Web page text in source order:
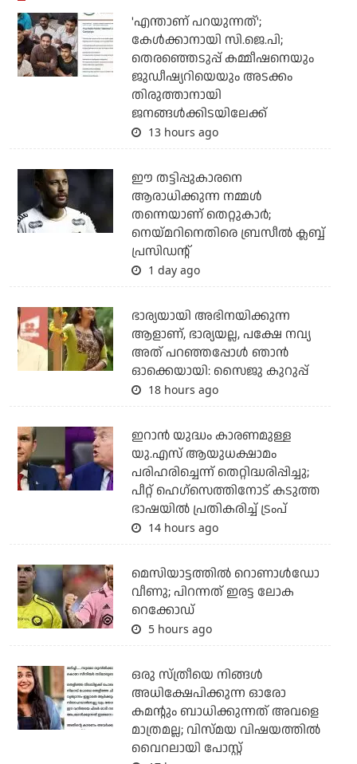
'എന്താണ് പറയുന്നത്';
കേള്‍ക്കാനായി സി.ജെ.പി;
തെരഞ്ഞെടുപ്പ് കമ്മീഷനെയും
ജുഡീഷ്യറിയെയും അടക്കം
തിരുത്താനായി
ജനങ്ങള്‍ക്കിടയിലേക്ക്
13 hours ago
ഈ തട്ടിപ്പുകാരനെ
ആരാധിക്കുന്ന നമ്മള്‍
തന്നെയാണ് തെറ്റുകാര്‍;
നെയ്മറിനെതിരെ ബ്രസീല്‍ ക്ലബ്ബ്
പ്രസിഡന്റ്
1 day ago
ഭാര്യയായി അഭിനയിക്കുന്ന
ആളാണ്, ഭാര്യയല്ല, പക്ഷേ നവ്യ
അത് പറഞ്ഞപ്പോള്‍ ഞാന്‍
ഓക്കെയായി: സൈജു കുറുപ്പ്
18 hours ago
ഇറാന്‍ യുദ്ധം കാരണമുള്ള
യു.എസ് ആയുധക്ഷാമം
പരിഹരിച്ചെന്ന് തെറ്റിദ്ധരിപ്പിച്ചു;
പീറ്റ് ഹെഗ്‌സെത്തിനോട് കടുത്ത
ഭാഷയില്‍ പ്രതികരിച്ച് ട്രംപ്
14 hours ago
മെസിയാട്ടത്തില്‍ റൊണാള്‍ഡോ
വീണു; പിറന്നത് ഇരട്ട ലോക
റെക്കോഡ്
5 hours ago
ഒരു സ്ത്രീയെ നിങ്ങള്‍
അധിക്ഷേപിക്കുന്ന ഓരോ
കമന്റും ബാധിക്കുന്നത് അവളെ
മാത്രമല്ല; വിസ്മയ വിഷയത്തില്‍
വൈറലായി പോസ്റ്റ്